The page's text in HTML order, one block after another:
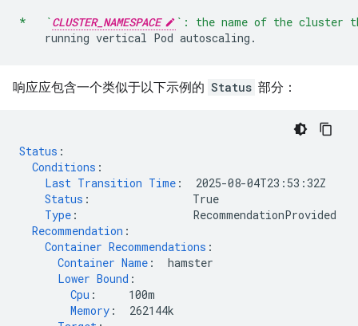
*   `CLUSTER_NAMESPACE
`: the name of the cluster
running vertical Pod autoscaling .
响应应包含一个类似于以下示例的 Status 部分：
Status :
Conditions :
Last Transition Time :
2025-08-04T23:53:32Z
Status :
True
Type :
RecommendationProvided
Recommendation :
Container Recommendations :
Container Name :
hamster
Lower Bound :
Cpu :
100m
Memory :
262144k